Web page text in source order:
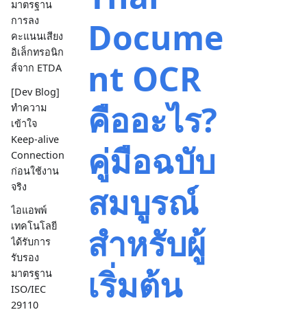
มาตรฐาน
การลง
คะแนนเสียง
อิเล็กทรอนิก
ส์จาก ETDA
[Dev Blog]
ทำความ
เข้าใจ
Keep-alive
Connection
ก่อนใช้งาน
จริง
ไอแอพพ์
เทคโนโลยี
ได้รับการ
รับรอง
มาตรฐาน
ISO/IEC
29110
Docume
nt OCR
คืออะไร?
คู่มือฉบับ
สมบูรณ์
สำหรับผู้
เริ่มต้น